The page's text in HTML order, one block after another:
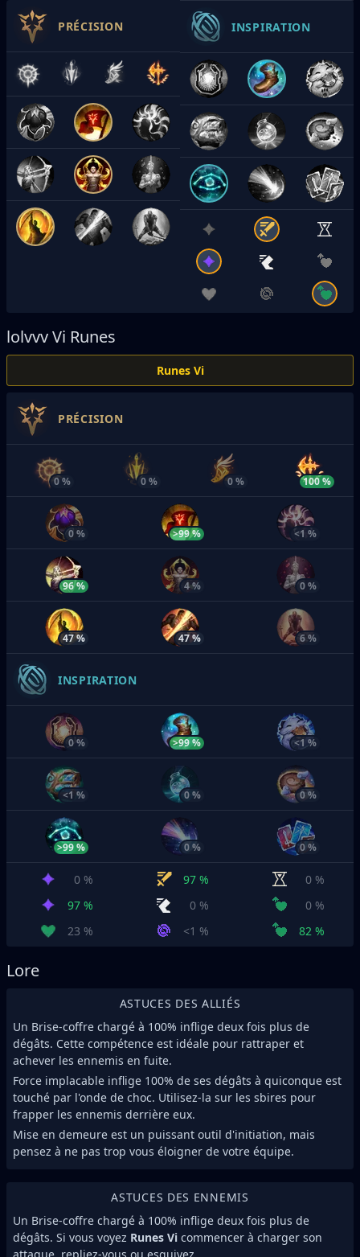
PRÉCISION INSPIRATION
lolvvvVi Runes
Runes Vi
PRÉCISION
0 % 0 % 0 % 100 %
0 % >99 % <1 %
96 % 4 % 0 %
47 % 47 % 6 %
INSPIRATION
0 % >99 % <1 %
<1 % 0 % 0 %
>99 % 0 % 0 %
0 % 97 %
0 %
97 %
0 %
0 %
23 %
<1 % 82 %
Lore
ASTUCES DES ALLIÉS
Un Brise-coffre chargé à 100% inflige deux fois plus de
dégâts. Cette compétence est idéale pour rattraper et
achever les ennemis en fuite.
Force implacable inflige 100% de ses dégâts à quiconque est
touché par l'onde de choc. Utilisez-la sur les sbires pour
frapper les ennemis derrière eux.
Mise en demeure est un puissant outil d'initiation, mais
pensez à ne pas trop vous éloigner de votre équipe.
ASTUCES DES ENNEMIS
Un Brise-coffre chargé à 100% inflige deux fois plus de
dégâts. Si vous voyez Runes Vi commencer à charger son